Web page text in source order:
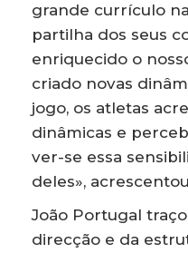
grande currículo
partilha dos seus
enriquecido o
criado novas
jogo, os atletas
dinâmicas e
ver-se essa
deles»,
João Portugal
direcção e da